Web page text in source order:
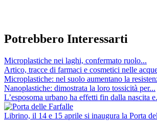
Potrebbero Interessarti
Microplastiche nei laghi, confermato ruolo...
Artico, tracce di farmaci e cosmetici nelle
Microplastiche: nel suolo aumentano la
Nanoplastiche: dimostrata la loro tossicità per...
L’esposoma urbano ha effetti fin dalla nascita
Librino, il 14 e 15 aprile si inaugura la Porta